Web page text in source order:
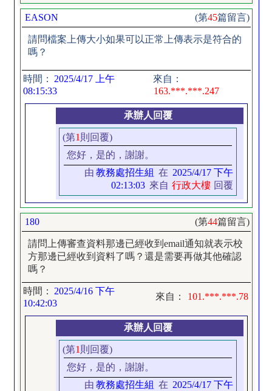
EASON (第45篇留言)
請問檔案上傳大小如果可以正常上傳表示是符合的
嗎？
時間：
2025/4/17 上午
08:15:33
來自：
163.***.***.247
承辦人回覆
(第1 則回覆)
您好，是的，謝謝。
由 教務處招生組 在 2025/4/17 下午
02:13:03 來自 行政大樓 回覆
180 (第44篇留言)
請問上傳審查資料那邊已經收到email通知就表示校
方那邊已經收到資料了嗎？還是需要再做其他確認
嗎？
時間：
2025/4/16 下午
10:42:03
來自： 101.***.***.78
承辦人回覆
(第1 則回覆)
您好，是的，謝謝。
由 教務處招生組 在 2025/4/17 下午